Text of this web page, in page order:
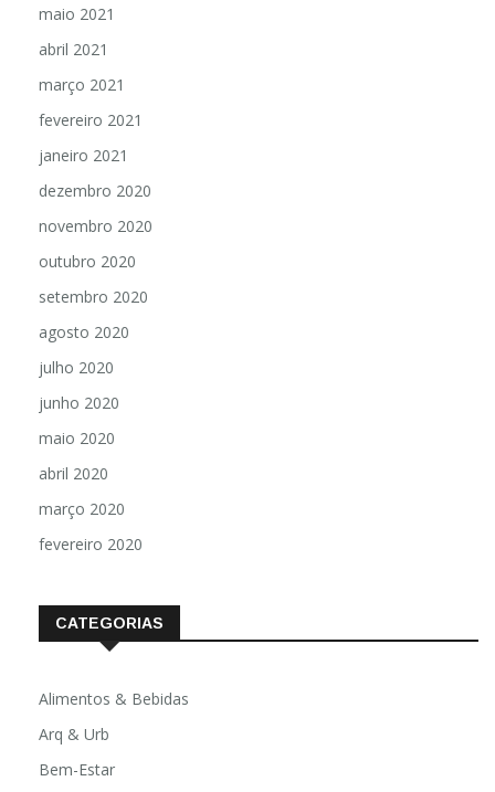
maio 2021
abril 2021
março 2021
fevereiro 2021
janeiro 2021
dezembro 2020
novembro 2020
outubro 2020
setembro 2020
agosto 2020
julho 2020
junho 2020
maio 2020
abril 2020
março 2020
fevereiro 2020
CATEGORIAS
Alimentos & Bebidas
Arq & Urb
Bem-Estar